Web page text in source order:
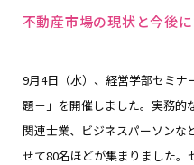
不動産市場の現状と今後
9月4日（水）、経営学部セミ
題－」を開催しました。実務的
関連士業、ビジネスパーソンな
せて80名ほどが集まりました